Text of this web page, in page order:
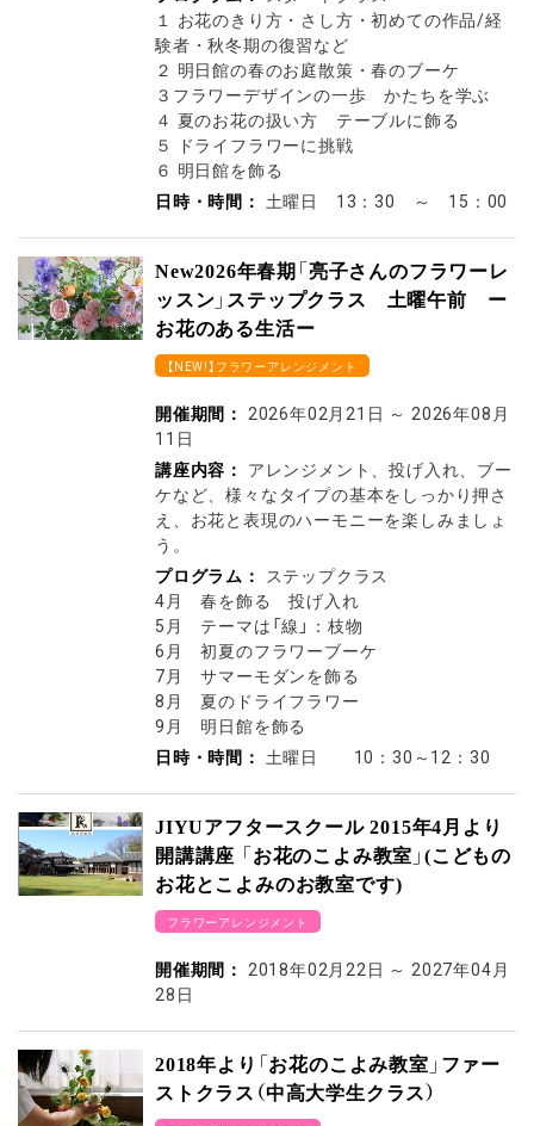
１ お花のきり方・さし方・初めての作品/経
験者・秋冬期の復習など
２ 明日館の春のお庭散策・春のブーケ
３フラワーデザインの一歩 かたちを学ぶ
４ 夏のお花の扱い方 テーブルに飾る
５ ドライフラワーに挑戦
６ 明日館を飾る
日時・時間： 土曜日 13：30 ～ 15：00
New2026年春期「亮子さんのフラワーレ
ッスン」ステップクラス 土曜午前 ー
お花のある生活ー
【NEW!】フラワーアレンジメント
開催期間： 2026年02月21日 ～2026年08月
11日
講座内容： アレンジメント、投げ入れ、ブー
ケなど、様々なタイプの基本をしっかり押さ
え、お花と表現のハーモニーを楽しみましょ
う。
プログラム： ステップクラス
4月 春を飾る 投げ入れ
5月 テーマは「線」：枝物
6月 初夏のフラワーブーケ
7月 サマーモダンを飾る
8月 夏のドライフラワー
9月 明日館を飾る
日時・時間： 土曜日 10：30～12：30
JIYUアフタースクール 2015年4月より
開講講座 「お花のこよみ教室」(こどもの
お花とこよみのお教室です)
フラワーアレンジメント
開催期間： 2018年02月22日 ～2027年04月
28日
2018年より「お花のこよみ教室」ファー
ストクラス（中高大学生クラス）